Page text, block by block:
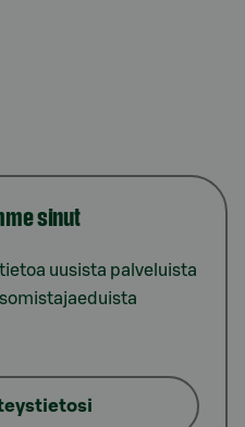
sinut
uusista palveluista